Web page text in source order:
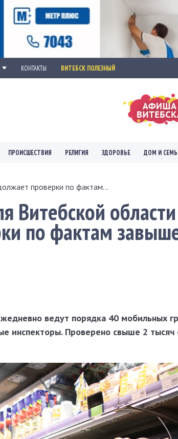
КОНТАКТЫ ВИТЕБСК ПОЛЕЗНЫЙ
ПРОИСШЕСТВИЯ РЕЛИГИЯ ЗДОРОВЬЕ ДОМ И
проверки по фактам...
Витебской области
по фактам
ведут порядка 40 мобильных
инспекторы. Проверено свыше 2 тысяч